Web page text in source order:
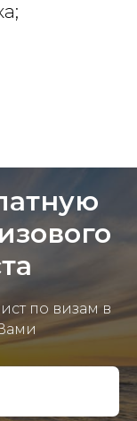
по визам в